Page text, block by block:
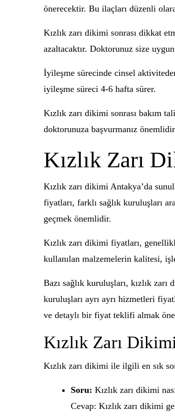
önerecektir. Bu ilaçları düzenli
Kızlık zarı dikimi sonrası dikkat
azaltacaktır. Doktorunuz size
İyileşme sürecinde cinsel
iyileşme süreci 4-6 hafta sürer.
Kızlık zarı dikimi sonrası bakım
doktorunuza başvurmanız
Kızlık Zarı
Kızlık zarı dikimi Antakya’da
fiyatları, farklı sağlık kuruluşları
geçmek önemlidir.
Kızlık zarı dikimi fiyatları,
kullanılan malzemelerin kalitesi,
Bazı sağlık kuruluşları, kızlık
kuruluşları ayrı ayrı hizmetleri
ve detaylı bir fiyat teklifi almak
Kızlık Zarı
Kızlık zarı dikimi ile ilgili en sık
Soru: Kızlık zarı dikimi
Cevap: Kızlık zarı dikimi